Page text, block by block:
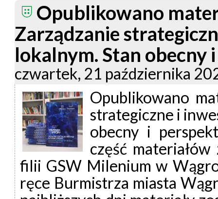
Opublikowano
Zarządzanie
lokalnym. Stan
czwartek, 21 października
Opublikowano
strategiczne i
obecny i
część materiałów
filii GSW Milenium w
ręce Burmistrza miasta